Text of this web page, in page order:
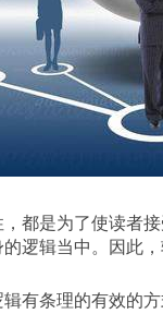
逻辑当中。因此